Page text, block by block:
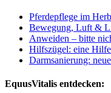
Pferdepflege im
Bewegung, Luft &
Anweiden – bitte
Hilfszügel: eine
Darmsanierung:
EquusVitalis entdecken: